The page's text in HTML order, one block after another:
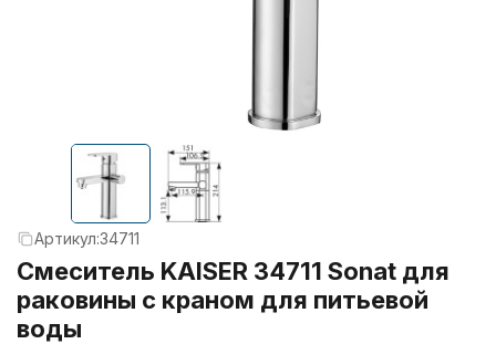
Артикул:34711
Смеситель KAISER 34711 Sonat для
раковины с краном для питьевой
воды